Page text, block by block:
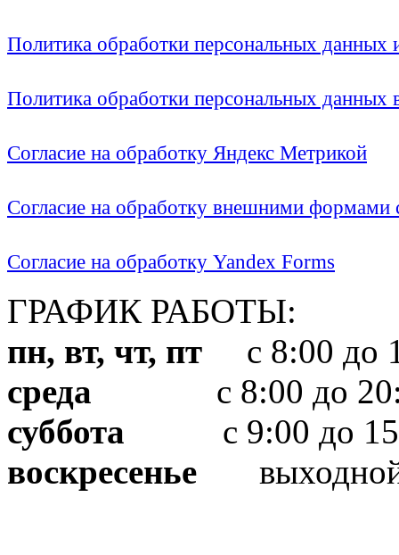
Политика обработки персональных
Политика обработки персональных
Согласие на обработку Яндекс Метрикой
Согласие на обработку внешними формами
Согласие на обработку Yandex Forms
ГРАФИК РАБОТЫ:
пн, вт, чт, пт с 8:00 до
среда с 8:00 до
суббота с 9:00 до
воскресенье